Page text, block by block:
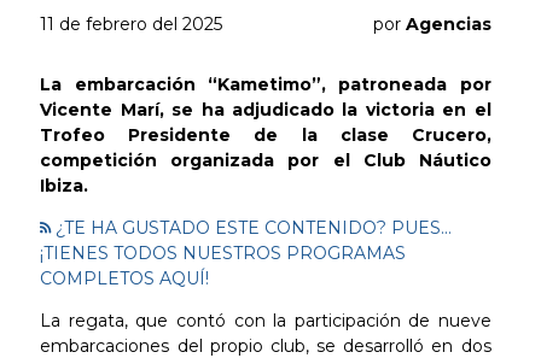
11 de febrero del 2025 por Agencias
La embarcación “Kametimo”, patroneada por
Vicente Marí, se ha adjudicado la victoria en el
Trofeo Presidente de la clase Crucero,
competición organizada por el Club Náutico
Ibiza.
¿TE HA GUSTADO ESTE CONTENIDO? PUES...
¡TIENES TODOS NUESTROS PROGRAMAS
COMPLETOS AQUÍ!
La regata, que contó con la participación de nueve
embarcaciones del propio club, se desarrolló en dos